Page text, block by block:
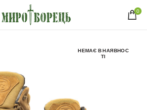
0
НЕМАЄ В НАЯВНОС
ТІ